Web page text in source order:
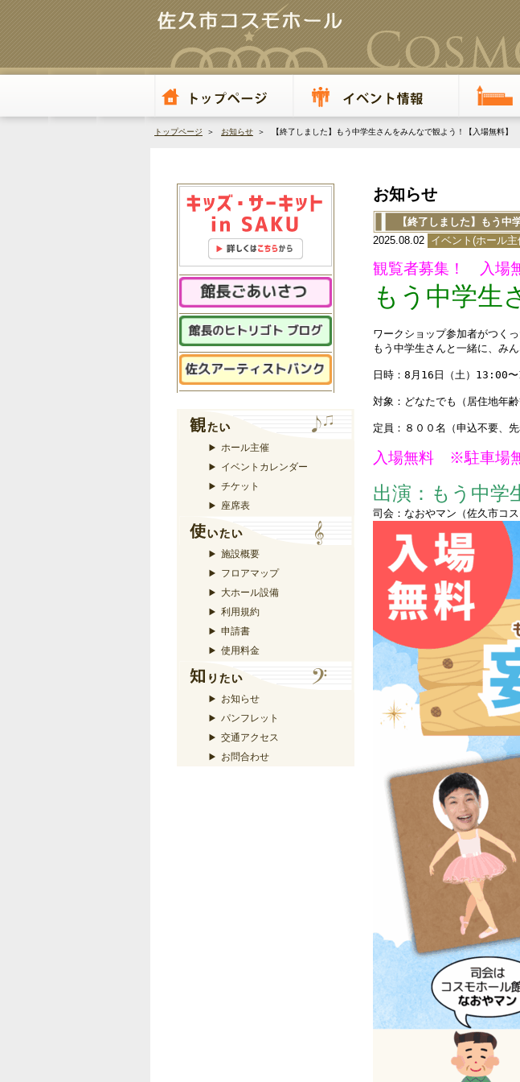
トップページ ＞ お知らせ ＞ 【終了しました】もう中学生さんをみんなで観よう！【入場無料】
ホール主催
イベントカレンダー
チケット
座席表
施設概要
フロアマップ
大ホール設備
利用規約
申請書
使用料金
お知らせ
パンフレット
交通アクセス
お問合わせ
お知らせ
【終了しました】もう中
2025.08.02 イベント(ホール主
観覧者募集！ 入場
もう中学生
ワークショップ参加者がつく
もう中学生さんと一緒に、み
日時：8月16日（土）13:00
対象：どなたでも（居住地年齢
定員：８００名（申込不要、先
入場無料 ※駐車場
出演：もう中学
司会：なおやマン（佐久市コス